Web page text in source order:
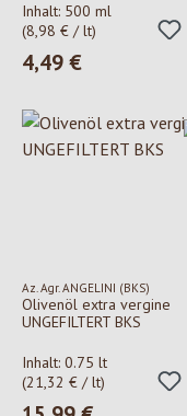
Inhalt: 500 ml
(8,98 € / lt)
Regulärer Preis:
4,49 €
Az. Agr. ANGELINI (BKS)
Olivenöl extra vergine
UNGEFILTERT BKS
Inhalt: 0.75 lt
(21,32 € / lt)